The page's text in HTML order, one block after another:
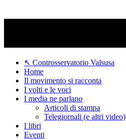
↖ Controsservatorio Valsusa
Home
Il movimento si racconta
I volti e le voci
I media ne parlano
Articoli di stampa
Telegiornali (e altri video)
I libri
Eventi